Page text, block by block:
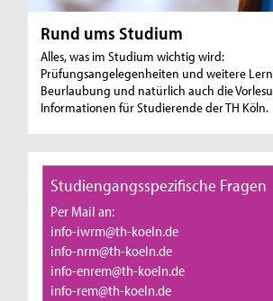
Rund ums Studium
Alles, was im Studium wichtig wird:
Prüfungsangelegenheiten und weitere
Beurlaubung und natürlich auch die
Informationen für Studierende der TH Köln.
Studiengangsspezifische Fragen
Per Mail an:
info-iwrm@th-koeln.de
info-nrm@th-koeln.de
info-enrem@th-koeln.de
info-rem@th-koeln.de